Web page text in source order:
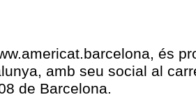
és
amb seu social al
de Barcelona.